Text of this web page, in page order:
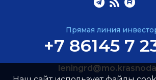
Прямая линия
+7 86145 7